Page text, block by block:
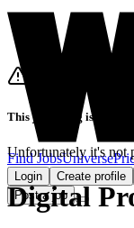
Find JobsUniverse
Login Create profile
Post a job
This job listing is closed
Unfortunately it's not
Digital